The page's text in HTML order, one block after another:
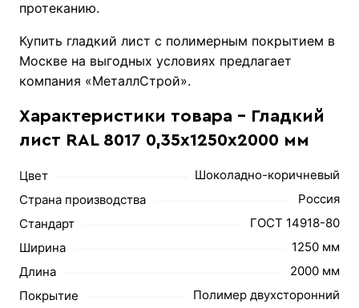
протеканию.
Купить гладкий лист с полимерным покрытием в
Москве на выгодных условиях предлагает
компания «МеталлСтрой».
Характеристики товара - Гладкий
лист RAL 8017 0,35х1250х2000 мм
Цвет
Шоколадно-коричневый
Страна производства
Россия
Стандарт
ГОСТ 14918-80
Ширина
1250 мм
Длина
2000 мм
Покрытие
Полимер двухсторонний